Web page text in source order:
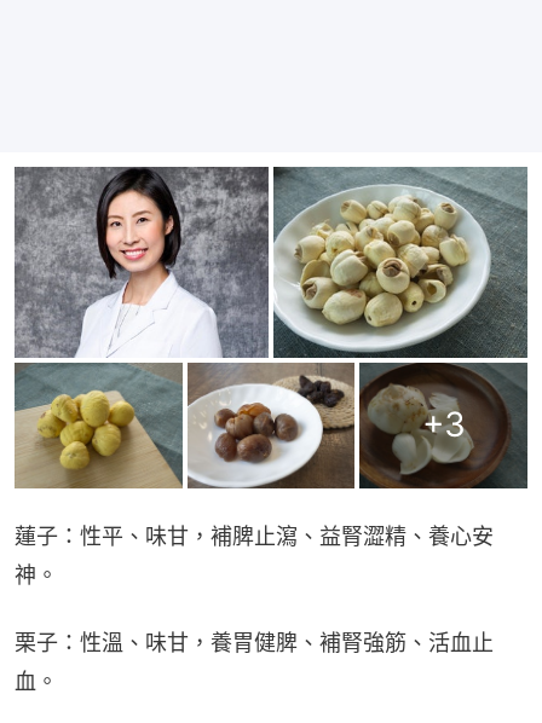
+3
蓮子：性平、味甘，補脾止瀉、益腎澀精、養心安
神。
栗子：性溫、味甘，養胃健脾、補腎強筋、活血止
血。